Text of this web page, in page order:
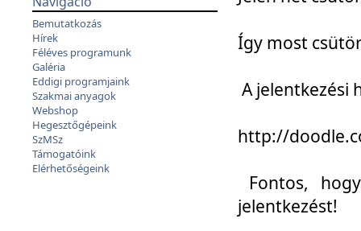
Bemutatkozás
Hírek
Féléves programunk
Galéria
Eddigi programjaink
Szakmai anyagok
Webshop
Hegesztőgépeink
SzMSz
Támogatóink
Elérhetőségeink
Így most
A jelentkezési
http://
Fontos,
jelentkezést!